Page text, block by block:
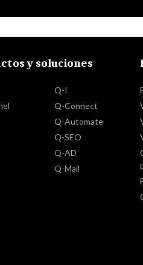
y soluciones
Q-I
Q-Connect
Q-Automate
Q-SEO
Q-AD
Q-Mail